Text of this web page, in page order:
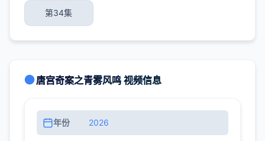
第34集
唐宫奇案之青雾风鸣 视频信息
年份 2026